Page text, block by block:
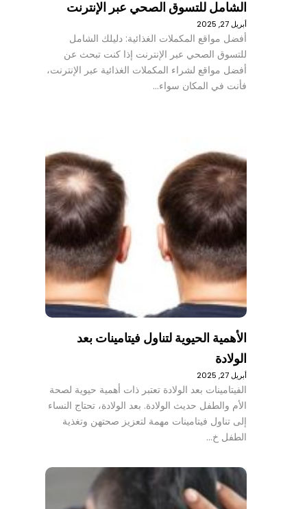
الشامل للتسوق الصحي عبر الإنترنت
أبريل 27, 2025
أفضل مواقع المكملات الغذائية: دليلك الشامل
للتسوق الصحي عبر الإنترنت إذا كنت تبحث عن
أفضل مواقع لشراء المكملات الغذائية عبر الإنترنت،
فأنت في المكان سواء…
الأهمية الحيوية لتناول فيتامينات بعد
الولادة
أبريل 27, 2025
الفيتامينات بعد الولادة تعتبر ذات أهمية حيوية لصحة
الأم والطفل حديث الولادة. بعد الولادة، تحتاج النساء
إلى تناول فيتامينات مهمة لتعزيز صحتهن وتغذية
الطفل خ…